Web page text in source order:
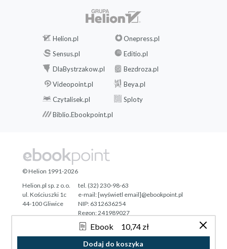
Ebook 10,74 zł
Dodaj do koszyka
Helion.pl
Onepress.pl
Sensus.pl
Editio.pl
DlaBystrzakow.pl
Bezdroza.pl
Videopoint.pl
Beya.pl
Czytalisek.pl
Sploty
Biblio.Ebookpoint.pl
Tonik.pl
© Helion 1991-2026
Helion.pl sp. z o.o.
ul. Kościuszki 1c
44-100 Gliwice
tel. (32) 230-98-63
e-mail:[wyświetl email]@ebookpoint.pl
NIP: 6312636254
Regon: 241989027